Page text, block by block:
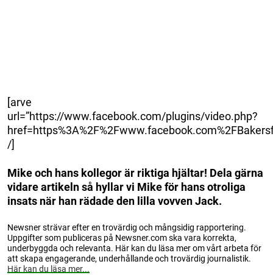
[arve
url=”https://www.facebook.com/plugins/video.php?
/]
Mike och hans kollegor är riktiga hjältar! Dela gärna
vidare artikeln så hyllar vi Mike för hans otroliga
insats när han rädade den lilla vovven Jack.
Newsner strävar efter en trovärdig och mångsidig rapportering.
Uppgifter som publiceras på Newsner.com ska vara korrekta,
underbyggda och relevanta. Här kan du läsa mer om vårt arbeta för
att skapa engagerande, underhållande och trovärdig journalistik.
Här kan du läsa mer...